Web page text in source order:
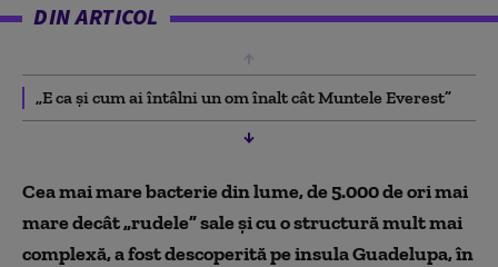
DIN ARTICOL
„E ca şi cum ai întâlni un om înalt cât Muntele Everest”
Cea mai mare bacterie din lume, de 5.000 de ori mai
mare decât „rudele” sale şi cu o structură mult mai
complexă, a fost descoperită pe insula Guadelupa, în